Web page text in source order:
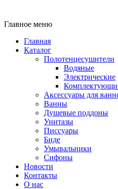
Главное меню
Главная
Каталог
Полотенцесушители
Водяные
Электрические
Аксессуары для
Ванны
Душевые поддоны
Унитазы
Писсуары
Биде
Умывальники
Сифоны
Новости
Контакты
О нас